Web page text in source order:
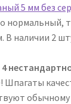
5 мм без
нормальный,
В наличии 2
Шпагаты
обычному